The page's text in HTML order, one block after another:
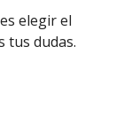
elegir el
tus dudas.